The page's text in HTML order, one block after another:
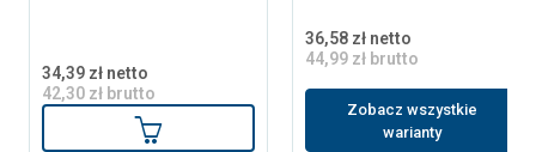
34,39 zł netto
42,30 zł brutto
Dodaj do koszyka
36,58 zł netto
44,99 zł brutto
Zobacz wszystkie
warianty